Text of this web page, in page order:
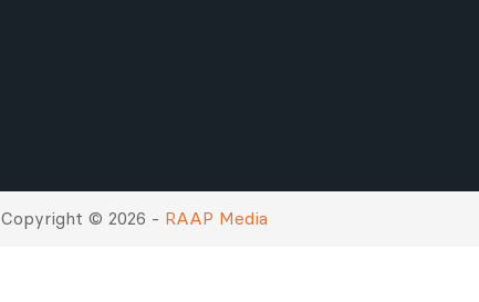
Copyright © 2026 - RAAP Media